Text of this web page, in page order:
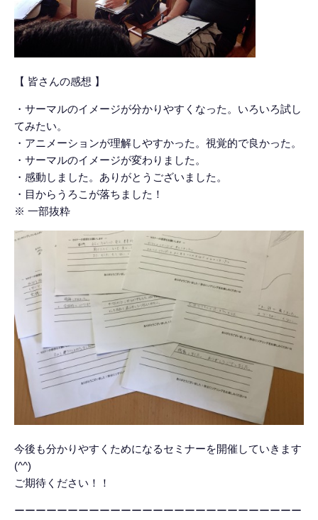
【 皆さんの感想 】
・サーマルのイメージが分かりやすくなった。いろいろ試し
てみたい。
・アニメーションが理解しやすかった。視覚的で良かった。
・サーマルのイメージが変わりました。
・感動しました。ありがとうございました。
・目からうろこが落ちました！
※ 一部抜粋
今後も分かりやすくためになるセミナーを開催していきます
(^^)
ご期待ください！！
ーーーーーーーーーーーーーーーーーーーーーーーーーーー